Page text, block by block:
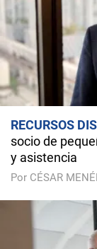
RECURSOS
socio de
y asistencia
Por CÉSAR